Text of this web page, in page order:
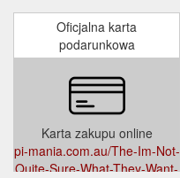
Oficjalna karta
podarunkowa
Karta zakupu online
pi-mania.com.au/The-Im-Not-
Quite-Sure-What-They-Want-